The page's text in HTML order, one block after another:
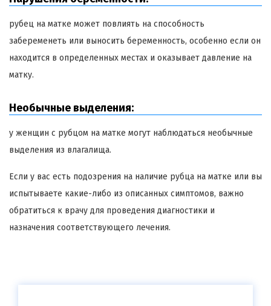
рубец на матке может повлиять на способность
забеременеть или выносить беременность, особенно если он
находится в определенных местах и оказывает давление на
матку.
Необычные выделения:
у женщин с рубцом на матке могут наблюдаться необычные
выделения из влагалища.
Если у вас есть подозрения на наличие рубца на матке или вы
испытываете какие-либо из описанных симптомов, важно
обратиться к врачу для проведения диагностики и
назначения соответствующего лечения.